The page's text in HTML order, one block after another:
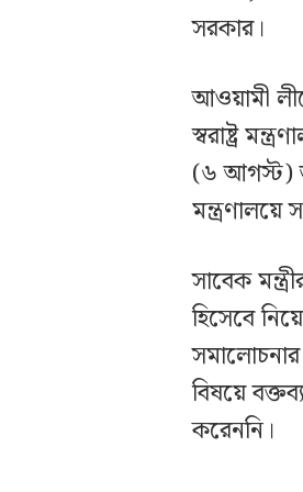
সরকার।
আওয়ামী
স্বরাষ্ট্র
(৬ আগস্ট)
মন্ত্রণালয়ে
সাবেক
হিসেবে
বিষয়ে
করেননি।